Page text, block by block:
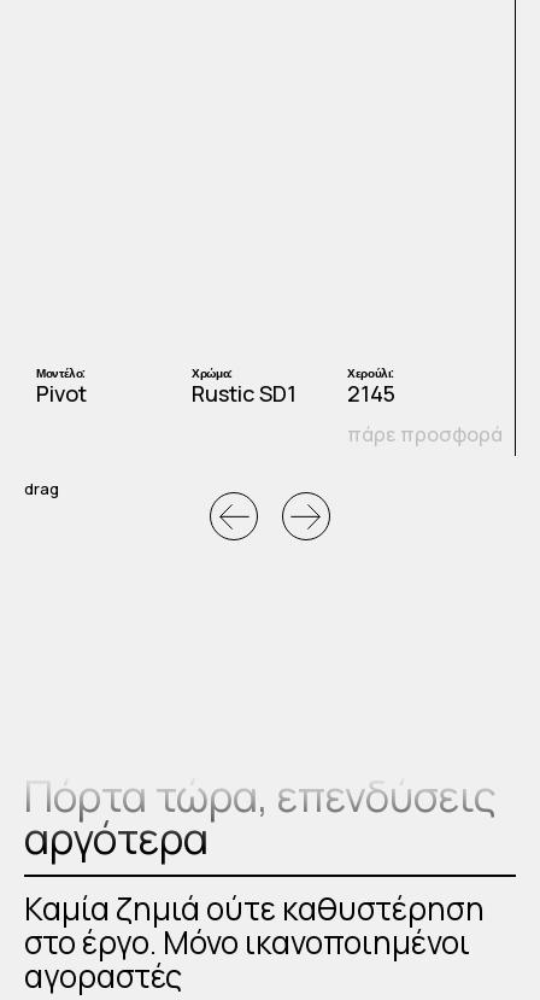
Μοντέλο:
Pivot
Χρώμα:
Rustic SD1
Χερούλι:
2145
πάρε προσφορά
drag
Πόρτα τώρα, επενδύσεις
αργότερα
Καμία ζημιά ούτε καθυστέρηση
στο έργο. Μόνο ικανοποιημένοι
αγοραστές